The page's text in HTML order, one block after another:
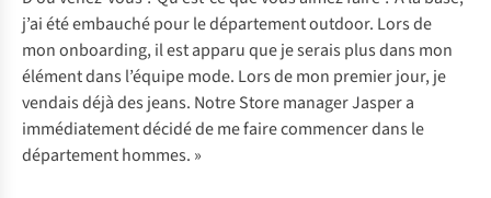
j’ai été embauché pour le département outdoor. Lors de
mon onboarding, il est apparu que je serais plus dans mon
élément dans l’équipe mode. Lors de mon premier jour, je
vendais déjà des jeans. Notre Store manager Jasper a
immédiatement décidé de me faire commencer dans le
département hommes. »